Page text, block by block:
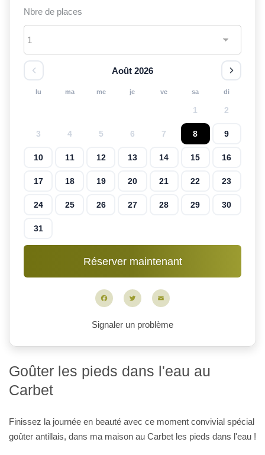
Goûter les pieds dans l'eau au
Carbet
Finissez la journée en beauté avec ce moment convivial spécial
goûter antillais, dans ma maison au Carbet les pieds dans l'eau !
Nbre de places
Août 2026
lu ma me je ve sa di
1 2
3 4 5 6 7 8 9
10 11 12 13 14 15 16
17 18 19 20 21 22 23
24 25 26 27 28 29 30
31
FacebookTwitter
Signaler un problème